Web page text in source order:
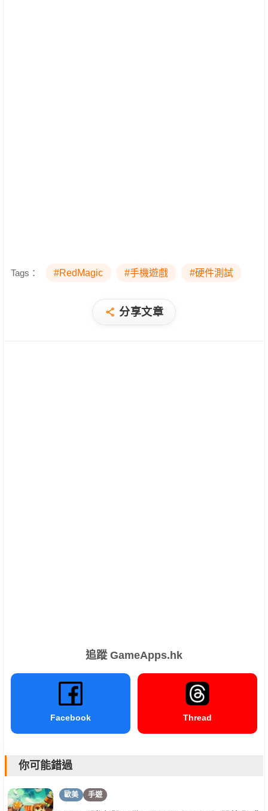
Tags： #RedMagic #手機遊戲 #硬件測試
分享文章
追蹤 GameApps.hk
Facebook Thread
你可能錯過
歐美 手遊